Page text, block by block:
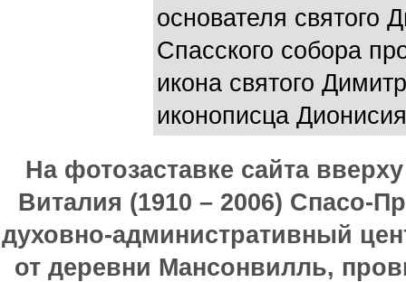
основателя святого
Спасского собора
икона святого
иконописца
На фотозаставке сайта
Виталия (1910 – 2006) Спасо-
духовно-административный
от деревни Мансонвилль,